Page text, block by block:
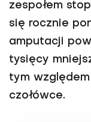
zespołem
się rocznie
amputacji
tysięcy
tym
czołówce.